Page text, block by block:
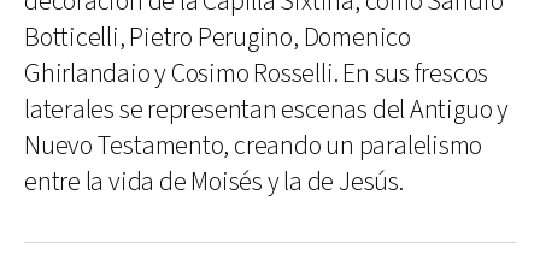
Botticelli, Pietro Perugino, Domenico
Ghirlandaio y Cosimo Rosselli. En sus frescos
laterales se representan escenas del Antiguo y
Nuevo Testamento, creando un paralelismo
entre la vida de Moisés y la de Jesús.